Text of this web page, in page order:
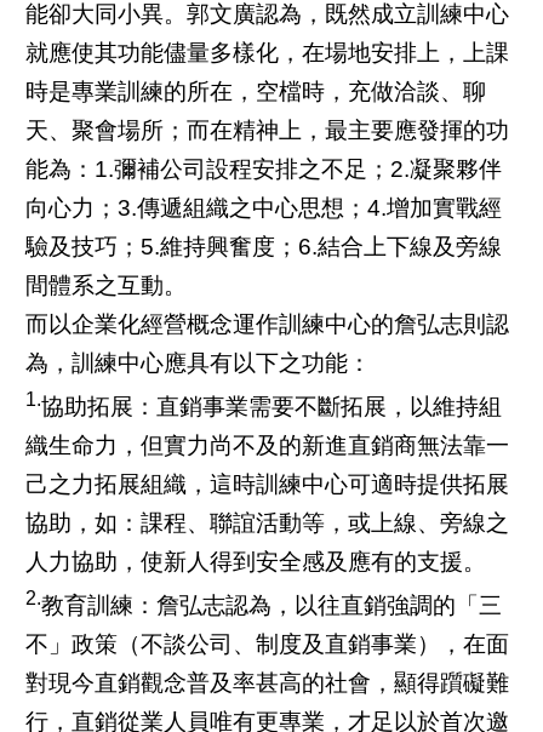
能卻大同小異。郭文廣認為，既然成立訓練中心
就應使其功能儘量多樣化，在場地安排上，上課
時是專業訓練的所在，空檔時，充做洽談、聊
天、聚會場所；而在精神上，最主要應發揮的功
能為：1.彌補公司設程安排之不足；2.凝聚夥伴
向心力；3.傳遞組織之中心思想；4.增加實戰經
驗及技巧；5.維持興奮度；6.結合上下線及旁線
間體系之互動。
而以企業化經營概念運作訓練中心的詹弘志則認
為，訓練中心應具有以下之功能：
1.協助拓展：直銷事業需要不斷拓展，以維持組
織生命力，但實力尚不及的新進直銷商無法靠一
己之力拓展組織，這時訓練中心可適時提供拓展
協助，如：課程、聯誼活動等，或上線、旁線之
人力協助，使新人得到安全感及應有的支援。
2.教育訓練：詹弘志認為，以往直銷強調的「三
不」政策（不談公司、制度及直銷事業），在面
對現今直銷觀念普及率甚高的社會，顯得躓礙難
行，直銷從業人員唯有更專業，才足以於首次邀